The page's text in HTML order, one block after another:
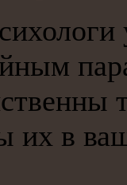
их в